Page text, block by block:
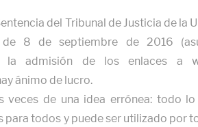
del Tribunal de Justicia de la
de 8 de septiembre de 2016
la admisión de los enlaces a
ánimo de lucro.
veces de una idea errónea: todo
para todos y puede ser utilizado por